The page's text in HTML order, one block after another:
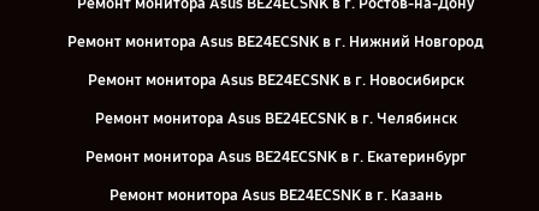
Ремонт монитора Asus BE24ECSNK в г. Нижний Новгород
Ремонт монитора Asus BE24ECSNK в г. Новосибирск
Ремонт монитора Asus BE24ECSNK в г. Челябинск
Ремонт монитора Asus BE24ECSNK в г. Екатеринбург
Ремонт монитора Asus BE24ECSNK в г. Казань